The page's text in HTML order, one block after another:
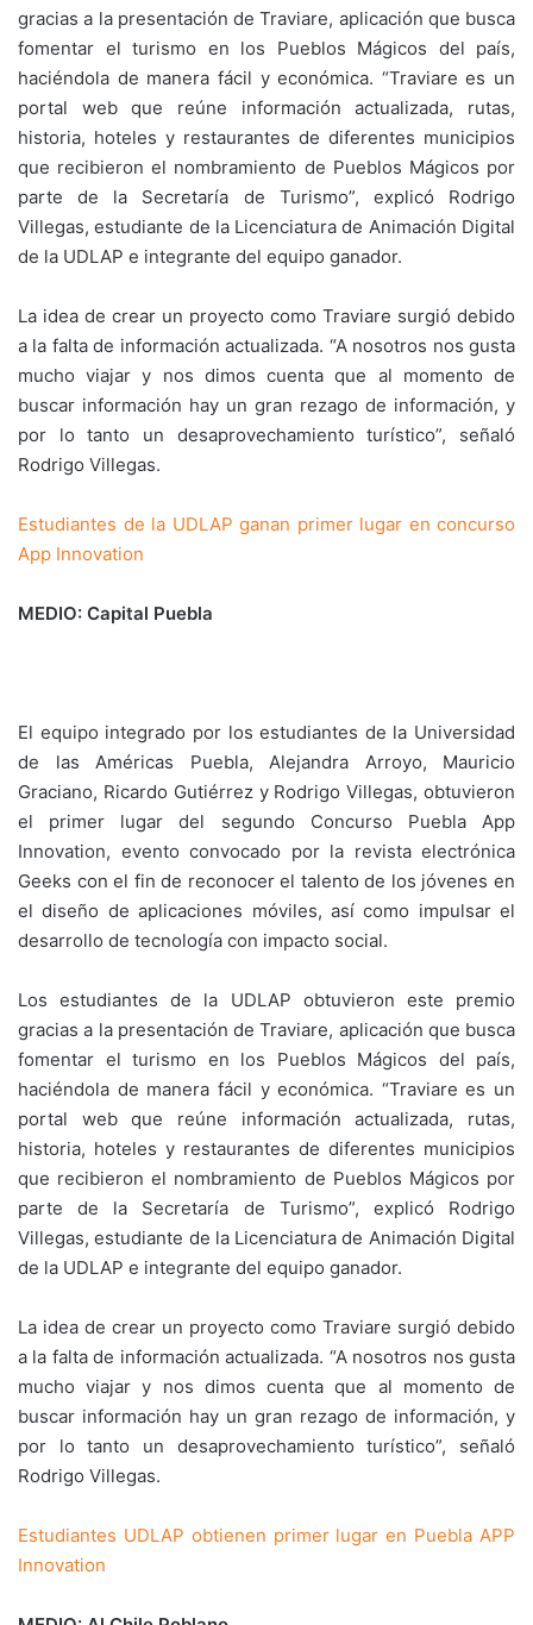
gracias a la presentación de Traviare, aplicación que busca
fomentar el turismo en los Pueblos Mágicos del país,
haciéndola de manera fácil y económica. “Traviare es un
portal web que reúne información actualizada, rutas,
historia, hoteles y restaurantes de diferentes municipios
que recibieron el nombramiento de Pueblos Mágicos por
parte de la Secretaría de Turismo”, explicó Rodrigo
Villegas, estudiante de la Licenciatura de Animación Digital
de la UDLAP e integrante del equipo ganador.
La idea de crear un proyecto como Traviare surgió debido
a la falta de información actualizada. “A nosotros nos gusta
mucho viajar y nos dimos cuenta que al momento de
buscar información hay un gran rezago de información, y
por lo tanto un desaprovechamiento turístico”, señaló
Rodrigo Villegas.
Estudiantes de la UDLAP ganan primer lugar en concurso
App Innovation
MEDIO: Capital Puebla
El equipo integrado por los estudiantes de la Universidad
de las Américas Puebla, Alejandra Arroyo, Mauricio
Graciano, Ricardo Gutiérrez y Rodrigo Villegas, obtuvieron
el primer lugar del segundo Concurso Puebla App
Innovation, evento convocado por la revista electrónica
Geeks con el fin de reconocer el talento de los jóvenes en
el diseño de aplicaciones móviles, así como impulsar el
desarrollo de tecnología con impacto social.
Los estudiantes de la UDLAP obtuvieron este premio
gracias a la presentación de Traviare, aplicación que busca
fomentar el turismo en los Pueblos Mágicos del país,
haciéndola de manera fácil y económica. “Traviare es un
portal web que reúne información actualizada, rutas,
historia, hoteles y restaurantes de diferentes municipios
que recibieron el nombramiento de Pueblos Mágicos por
parte de la Secretaría de Turismo”, explicó Rodrigo
Villegas, estudiante de la Licenciatura de Animación Digital
de la UDLAP e integrante del equipo ganador.
La idea de crear un proyecto como Traviare surgió debido
a la falta de información actualizada. “A nosotros nos gusta
mucho viajar y nos dimos cuenta que al momento de
buscar información hay un gran rezago de información, y
por lo tanto un desaprovechamiento turístico”, señaló
Rodrigo Villegas.
Estudiantes UDLAP obtienen primer lugar en Puebla APP
Innovation